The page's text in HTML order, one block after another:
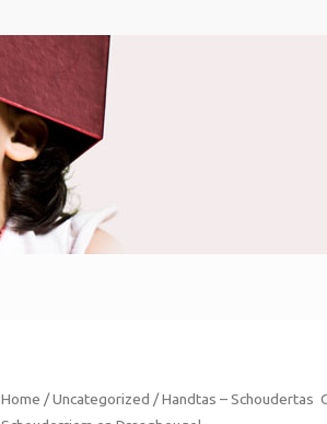
Home /Uncategorized / Handtas – Schoudertas 